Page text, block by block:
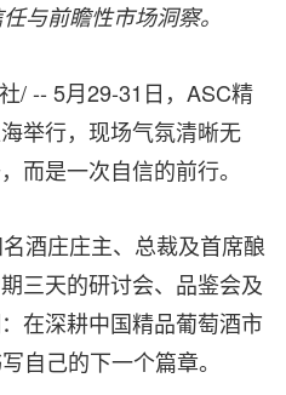
与前瞻性市场洞察。
/ -- 5月29-31日 ，ASC精
举行，现场气氛清晰无
而是一次自信的前行。
酒庄庄主、总裁及首席酿
三天的研讨会、品鉴会及
在深耕中国精品葡萄酒市
自己的下一个篇章。